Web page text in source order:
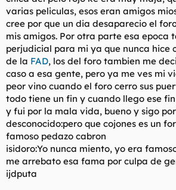
varias peliculas, esos eran amigos
cree por que un dia desaparecio el
mis amigos. Por otra parte esa epoca
perjudicial para mi ya que nunca hice
de la FAD, los del foro tambien me
caso a esa gente, pero ya me ves mi
peor vino cuando el foro cerro sus
todo tiene un fin y cuando llego ese
y fui por la mala vida, bueno y sigo
desconocido:pero que cojones es un
famoso pedazo cabron
isidoro:Yo nunca miento, yo era
me arrebato esa fama por culpa de
ijdputa